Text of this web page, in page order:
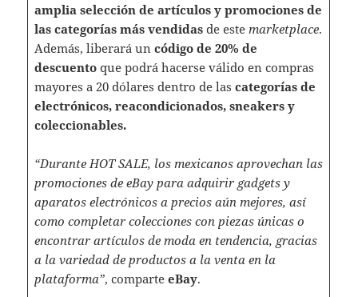
amplia selección de artículos y promociones de
las categorías más vendidasde este marketplace.
Además, liberará un código de 20% de
descuentoque podrá hacerse válido en compras
mayores a 20 dólares dentro de las categorías de
electrónicos, reacondicionados, sneakers y
coleccionables.
“Durante HOT SALE, los mexicanos aprovechan las
promociones de eBay para adquirir gadgets y
aparatos electrónicos a precios aún mejores, así
como completar colecciones con piezas únicas o
encontrar artículos de moda en tendencia, gracias
a la variedad de productos a la venta en la
plataforma”, comparte eBay.